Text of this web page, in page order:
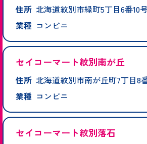
住所 北海道紋別市緑町5丁目6番10
業種 コンビニ
セイコーマート紋別南が丘
住所 北海道紋別市南が丘町7丁目8
業種 コンビニ
セイコーマート紋別落石